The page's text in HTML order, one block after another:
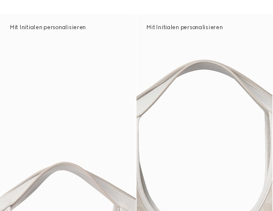
Mit Initialen personalisieren Mit Initialen personalisieren